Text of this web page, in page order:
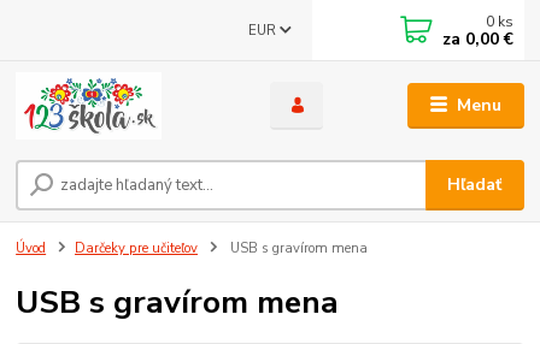
Menu
EUR
Hľadať
0 ks
za 0,00 €
Úvod Darčeky pre učiteľov USB s gravírom mena
USB s gravírom mena